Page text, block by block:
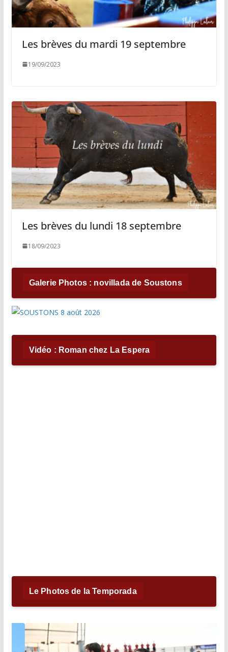
Les brèves du mardi 19 septembre
19/09/2023
Les brèves du lundi 18 septembre
18/09/2023
Galerie Photos : novillada de Soustons
Vidéo : Roman chez La Espera
Le Photos de la Temporada